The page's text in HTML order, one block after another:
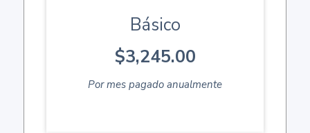
Básico
$3,245.00
Por mes pagado anualmente